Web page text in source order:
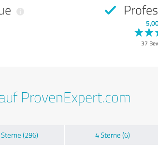
37
ProvenExpert.com
(296) 4 Sterne (6)